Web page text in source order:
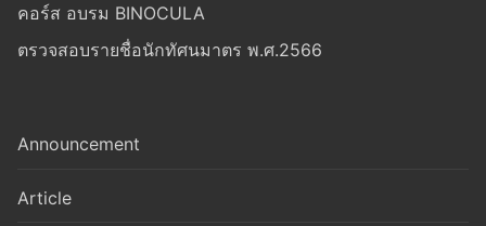
คอร์ส อบรม BINOCULA
ตรวจสอบรายชื่อนักทัศนมาตร พ.ศ.2566
Announcement
Article